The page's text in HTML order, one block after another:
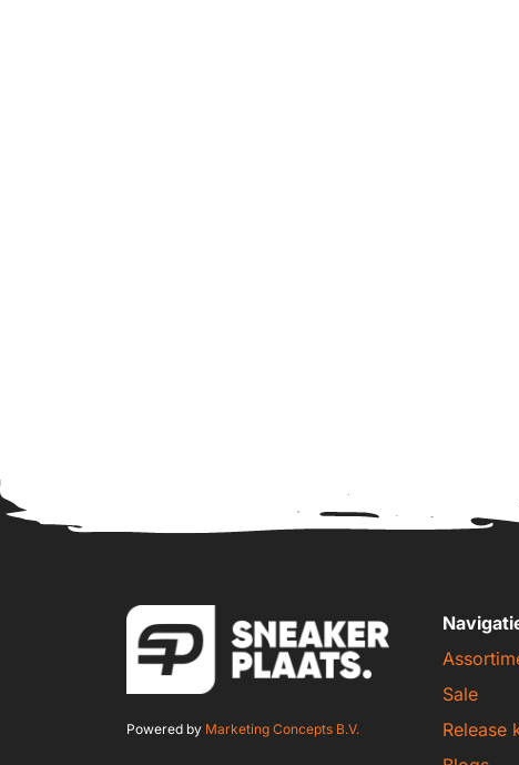
Powered by Marketing Concepts B.V.
Sale
Release